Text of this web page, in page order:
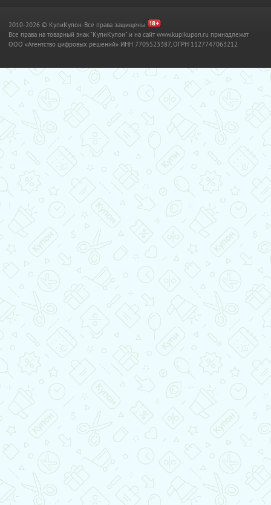
2010-2026 © КупиКупон. Все права защищены.
Все права на товарный знак "КупиКупон" и на сайт www.kupikupon.ru принадлежат
OOO «Агентство цифровых решений» ИНН 7705523387, ОГРН 1127747063212